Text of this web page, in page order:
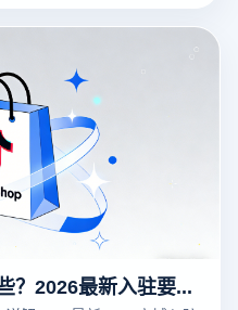
tiktok商城入驻条件有哪些？2026最新入驻要求与流程详解